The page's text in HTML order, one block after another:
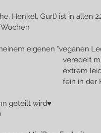
Henkel, Gurt) ist in allen
eigenen "veganen
geteilt wird♥